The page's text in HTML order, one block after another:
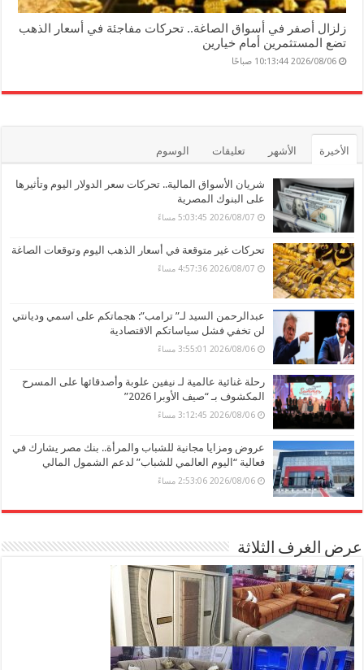
زلزال أصفر في أسواق الصاغة.. تحركات مفاجئة في أسعار الذهب
تضع المستثمرين أمام خيارين
2026/08/06 10:13:44 صباحًا
الأخيرة الأشهر تعليقات الوسوم
شريان الأسواق المالية.. تحركات سعر الدولار اليوم وتأثيرها
على البنوك المصرية
2026/08/07 5:03:45 مساءً
تحركات غير متوقعة في أسعار الذهب اليوم وتوقعات الصاغة
2026/08/07 4:57:36 مساءً
عبدالرحمن السيد لـ” ترامب”: هجماتكم على اسمي وديانتي
لن تخفي فشل سياساتكم الاقتصادية
2026/08/06 3:55:01 مساءً
رحلة غنائية عالمية لـ نيفين علوبة وأصدقائها على المسرح
المكشوف بـ “صيف الأوبرا 2026”
2026/08/06 3:12:45 مساءً
عروض ومزايا مجانية للشباب والمرأة.. بنك مصر يشارك في
فعالية “اليوم العالمي للشباب” لدعم الشمول المالي
2026/08/06 2:53:06 مساءً
عرض الغرف الثلاثة